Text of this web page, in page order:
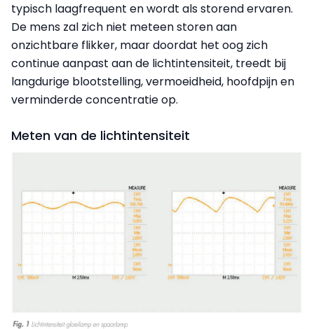
typisch laagfrequent en wordt als storend ervaren.
De mens zal zich niet meteen storen aan
onzichtbare flikker, maar doordat het oog zich
continue aanpast aan de lichtintensiteit, treedt bij
langdurige blootstelling, vermoeidheid, hoofdpijn en
verminderde concentratie op.
Meten van de lichtintensiteit